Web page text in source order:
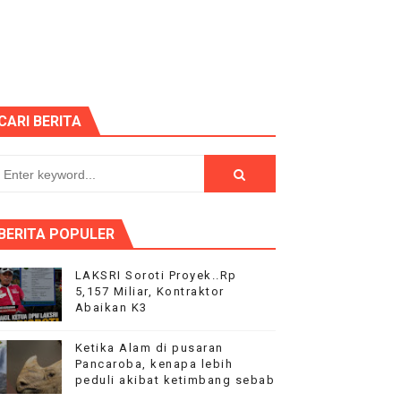
Forwara Minta Sekwan Berlaku Adil
Nasional
Komunikasi Rakyat & Pemerintah Semakin Sehat
BERITA
POPULER
LAKSRI Soroti Proyek..Rp
5,157 Miliar, Kontraktor
Abaikan K3
Ketika Alam di pusaran
Pancaroba, kenapa lebih
peduli akibat ketimbang sebab